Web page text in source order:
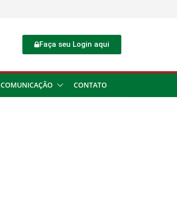
Faça seu Login aqui
COMUNICAÇÃO CONTATO